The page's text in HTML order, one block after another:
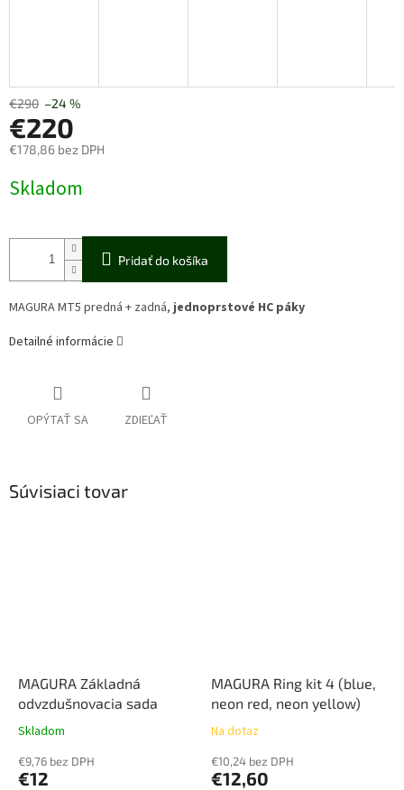
€290 –24 %
€220
€178,86 bez DPH
cena:
Skladom
Pridať do košíka
MAGURA MT5 predná + zadná,jednoprstové HC páky
Detailné informácie
OPÝTAŤ SA ZDIEĽAŤ
Súvisiaci tovar
MAGURA Základná
odvzdušnovacia sada
Skladom
€9,76 bez DPH
€12
MAGURA Ring kit 4 (blue,
neon red, neon yellow)
Na dotaz
€10,24 bez DPH
€12,60